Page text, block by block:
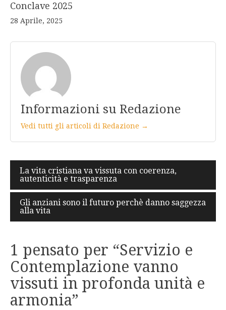
Conclave 2025
28 Aprile, 2025
Informazioni su Redazione
Vedi tutti gli articoli di Redazione →
Navigazione
articoli
La vita cristiana va vissuta con coerenza,
autenticità e trasparenza
Gli anziani sono il futuro perchè danno saggezza
alla vita
1 pensato per “Servizio e
Contemplazione vanno
vissuti in profonda unità e
armonia”